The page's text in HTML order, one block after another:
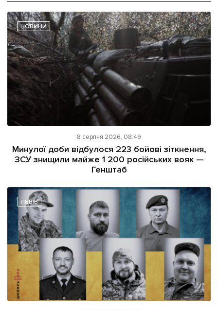
НОВИНИ
8 серпня 2026, 08:49
Минулої доби відбулося 223 бойові зіткнення,
ЗСУ знищили майже 1 200 російських вояк —
Генштаб
ЛЬВІВ